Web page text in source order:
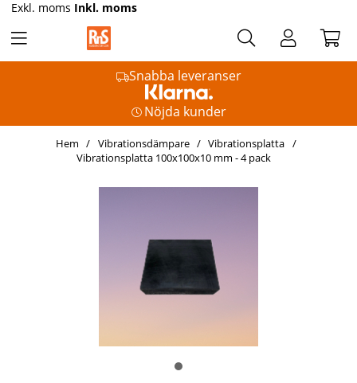
Snabba leveranser
Nöjda kunder
Exkl. moms Inkl. moms
Hem Vibrationsdämpare
Vibrationsplatta
Vibrationsplatta 100x100x10 mm - 4 pack